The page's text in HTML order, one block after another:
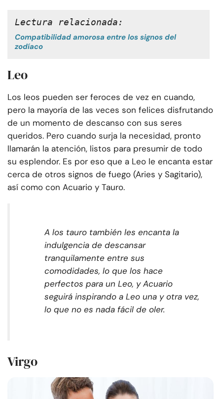
Lectura relacionada:
Compatibilidad amorosa entre los signos del
zodíaco
Leo
Los leos pueden ser feroces de vez en cuando,
pero la mayoría de las veces son felices disfrutando
de un momento de descanso con sus seres
queridos. Pero cuando surja la necesidad, pronto
llamarán la atención, listos para presumir de todo
su esplendor. Es por eso que a Leo le encanta estar
cerca de otros signos de fuego (Aries y Sagitario),
así como con Acuario y Tauro.
A los tauro también les encanta la
indulgencia de descansar
tranquilamente entre sus
comodidades, lo que los hace
perfectos para un Leo, y Acuario
seguirá inspirando a Leo una y otra vez,
lo que no es nada fácil de oler.
Virgo